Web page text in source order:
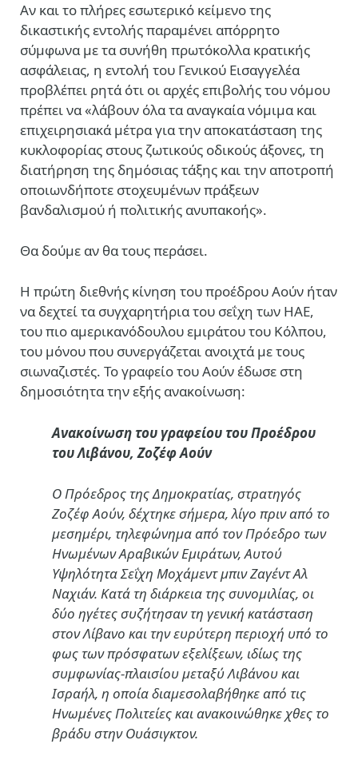
Αν και το πλήρες εσωτερικό κείμενο της
δικαστικής εντολής παραμένει απόρρητο
σύμφωνα με τα συνήθη πρωτόκολλα κρατικής
ασφάλειας, η εντολή του Γενικού Εισαγγελέα
προβλέπει ρητά ότι οι αρχές επιβολής του νόμου
πρέπει να «λάβουν όλα τα αναγκαία νόμιμα και
επιχειρησιακά μέτρα για την αποκατάσταση της
κυκλοφορίας στους ζωτικούς οδικούς άξονες, τη
διατήρηση της δημόσιας τάξης και την αποτροπή
οποιωνδήποτε στοχευμένων πράξεων
βανδαλισμού ή πολιτικής ανυπακοής».
Θα δούμε αν θα τους περάσει.
Η πρώτη διεθνής κίνηση του προέδρου Αούν ήταν
να δεχτεί τα συγχαρητήρια του σεΐχη των ΗΑΕ,
του πιο αμερικανόδουλου εμιράτου του Κόλπου,
του μόνου που συνεργάζεται ανοιχτά με τους
σιωναζιστές. Το γραφείο του Αούν έδωσε στη
δημοσιότητα την εξής ανακοίνωση:
Ανακοίνωση του γραφείου του Προέδρου
του Λιβάνου, Ζοζέφ Αούν
Ο Πρόεδρος της Δημοκρατίας, στρατηγός
Ζοζέφ Αούν, δέχτηκε σήμερα, λίγο πριν από το
μεσημέρι, τηλεφώνημα από τον Πρόεδρο των
Ηνωμένων Αραβικών Εμιράτων, Αυτού
Υψηλότητα Σεΐχη Μοχάμεντ μπιν Ζαγέντ Αλ
Ναχιάν. Κατά τη διάρκεια της συνομιλίας, οι
δύο ηγέτες συζήτησαν τη γενική κατάσταση
στον Λίβανο και την ευρύτερη περιοχή υπό το
φως των πρόσφατων εξελίξεων, ιδίως της
συμφωνίας-πλαισίου μεταξύ Λιβάνου και
Ισραήλ, η οποία διαμεσολαβήθηκε από τις
Ηνωμένες Πολιτείες και ανακοινώθηκε χθες το
βράδυ στην Ουάσιγκτον.